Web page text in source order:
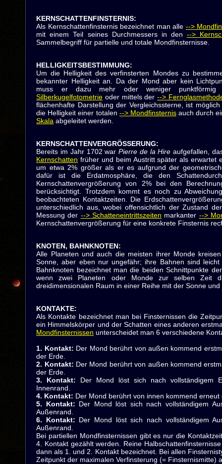
KERNSCHATTENFINSTERNIS:
Als Kernschattenfinsternis bezeichnet man alle -->
mit einem Teil seines Durchmessers in den-->
Sammelbegriff für partielle und totale Mondfinsternisse.
HELLIGKEITSBESTIMMUNG:
Um die Helligkeit des verfinsterten Mondes zu
bekannter Helligkeit an. Da der Mond aber kein
muss er dazu mehr oder weniger
Silberkugelfotometrie oder mittels der-->
flächenhafte Darstellung der Vergleichssterne, ist
die Helligkeit einer totalen --> Mondfinsternisauch durch
Skala abgeleitet werden.
KERNSCHATTENVERGRÖSSERUNG:
Bereits im Jahr 1702 warPierre de la Hire aufgefallen,
Kernschatten früher und beim Austritt später als erwartet
um etwa 2% größer als er es aufgrund der
dafür ist die Erdatmosphäre, die den
Kernschattenvergrößerung von 2% bei den
berücksichtigt. Trotzdem kommt es noch zu
beobachteten Kontaktzeiten. Die
unterschiedlich aus, wobei offensichtlich der Zustand
Messung der --> Schatteneintrittszeiten markanter -->
Kernschattenvergrößerung für eine konkrete Finsternis
KNOTEN, BAHNKNOTEN:
Alle Planeten und auch die meisten ihrer Monde
Sonne, aber eben nur ungefähr; ihre Bahnen sind
Bahnknoten bezeichnet man die beiden Schnittpunkte
wenn zwei Planeten oder Monde zur selben Zeit
dreidimensionalen Raum in einer Reihe mit der Sonne
KONTAKTE:
Als Kontakte bezeichnet man bei Finsternissen die
ein Himmelskörper und der Schatten eines anderen
Mondfinsternissen unterscheidet man 6 verschiedene
1. Kontakt: Der Mond berührt von außen kommend
der Erde.
2. Kontakt: Der Mond berührt von außen kommend
der Erde.
3. Kontakt: Der Mond löst sich nach vollständigem
Innenrand.
4. Kontakt: Der Mond berührt von innen kommend
5. Kontakt: Der Mond löst sich nach vollständigem
Außenrand.
6. Kontakt: Der Mond löst sich nach vollständigem
Außenrand.
Bei partiellen Mondfinsternissen gibt es nur die
4. Kontakt gezählt werden. Reine
dann als 1. und 2. Kontakt bezeichnet. Bei allen
Zeitpunkt der maximalen Verfinsterung (= Finsternismitte)